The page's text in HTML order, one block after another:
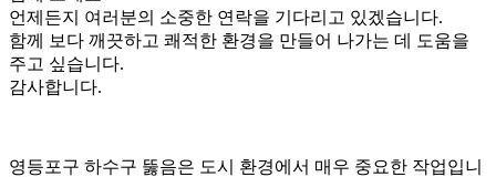
언제든지 여러분의 소중한 연락을 기다리고 있겠습니다.
함께 보다 깨끗하고 쾌적한 환경을 만들어 나가는 데 도움을
주고 싶습니다.
감사합니다.
영등포구 하수구 뚫음은 도시 환경에서 매우 중요한 작업입니